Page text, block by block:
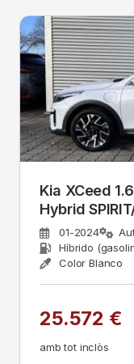
Kia XCeed
Hybrid
01-2024
Híbrido
Color Blanco
25.572 €
amb tot inclòs